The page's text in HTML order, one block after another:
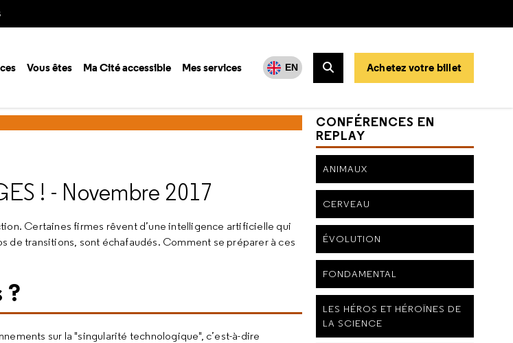
Vous êtes Ma Cité accessible Mes services EN
Rechercher
Achetez votre billet
! - Novembre 2017
Certaines firmes rêvent d’une intelligence artificielle qui
de transitions, sont échafaudés. Comment se préparer à ces
?
sur la "singularité technologique", c’est-à-dire
CONFÉRENCES EN
REPLAY
ANIMAUX
CERVEAU
ÉVOLUTION
FONDAMENTAL
LES HÉROS ET HÉROÏNES DE
LA SCIENCE